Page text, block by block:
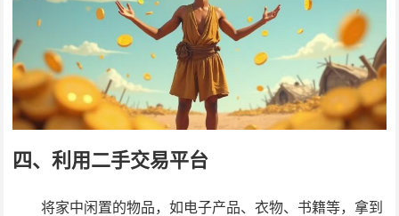
四、利用二手交易平台
将家中闲置的物品，如电子产品、衣物、书籍等，拿到